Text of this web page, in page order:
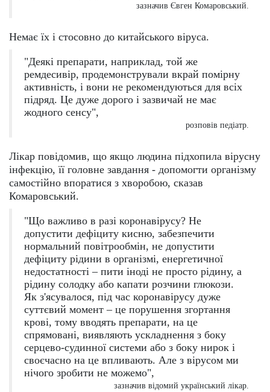
зазначив Євген Комаровський.
Немає їх і стосовно до китайського віруса.
"Деякі препарати, наприклад, той же
ремдесивір, продемонстрували вкрай помірну
активність, і вони не рекомендуються для всіх
підряд. Це дуже дорого і зазвичай не має
жодного сенсу",
розповів педіатр.
Лікар повідомив, що якщо людина підхопила вірусну
інфекцію, її головне завдання - допомогти організму
самостійно впоратися з хворобою, сказав
Комаровський.
"Що важливо в разі коронавірусу? Не
допустити дефіциту кисню, забезпечити
нормальний повітрообмін, не допустити
дефіциту рідини в організмі, енергетичної
недостатності – пити іноді не просто рідину, а
рідину солодку або капати розчини глюкози.
Як з'ясувалося, під час коронавірусу дуже
суттєвий момент – це порушення згортання
крові, тому вводять препарати, на це
спрямовані, виявляють ускладнення з боку
серцево-судинної системи або з боку нирок і
своєчасно на це впливають. Але з вірусом ми
нічого зробити не можемо",
зазначив відомий український лікар.